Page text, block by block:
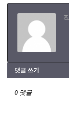
댓글 쓰기
0 댓글